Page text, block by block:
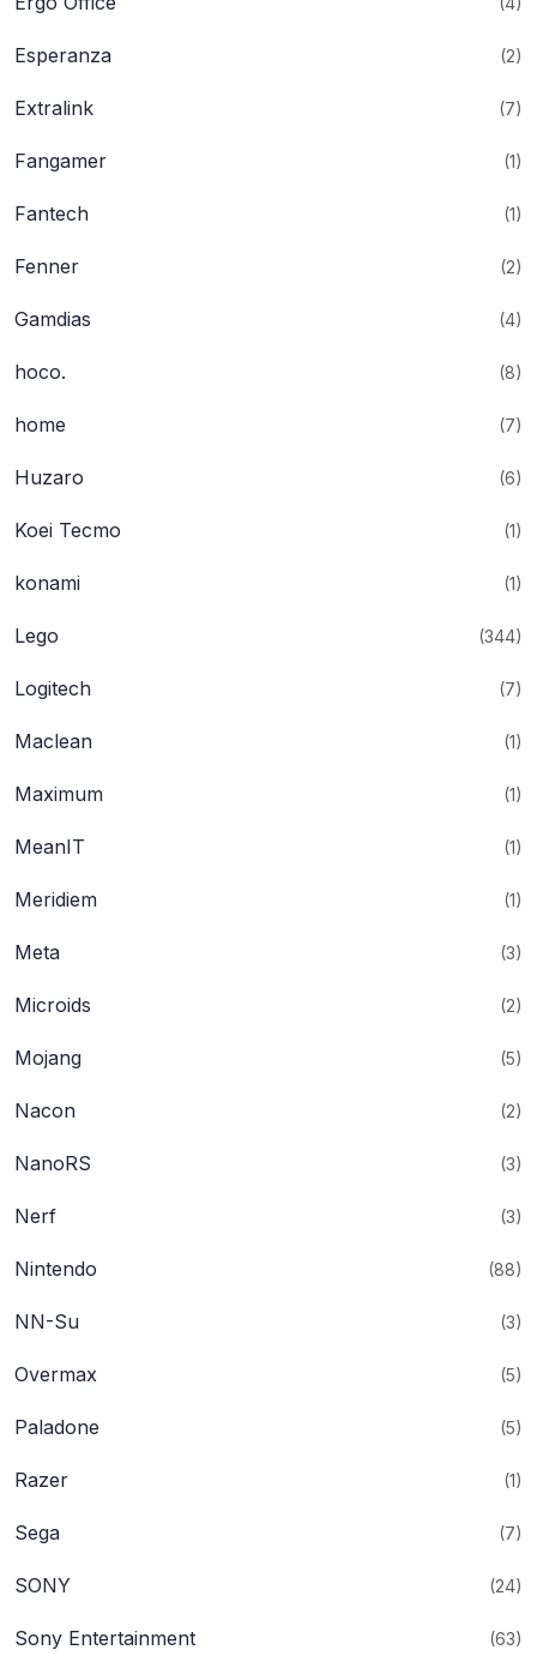
Esperanza (2)
Extralink (7)
Fangamer (1)
Fantech (1)
Fenner (2)
Gamdias (4)
hoco. (8)
home (7)
Huzaro (6)
Koei Tecmo (1)
konami (1)
Lego (344)
Logitech (7)
Maclean (1)
Maximum (1)
MeanIT (1)
Meridiem (1)
Meta (3)
Microids (2)
Mojang (5)
Nacon (2)
NanoRS (3)
Nerf (3)
Nintendo (88)
NN-Su (3)
Overmax (5)
Paladone (5)
Razer (1)
Sega (7)
SONY (24)
Sony Entertainment (63)